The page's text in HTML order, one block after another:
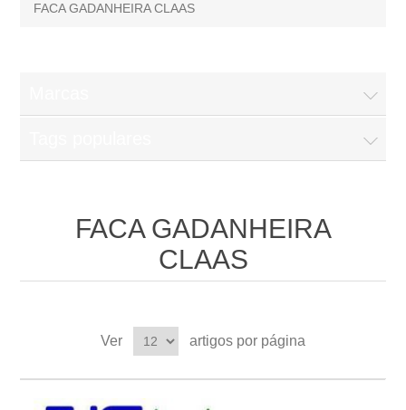
FACA GADANHEIRA CLAAS
FACA GADANHEIRA
CLAAS
Ver artigos por página